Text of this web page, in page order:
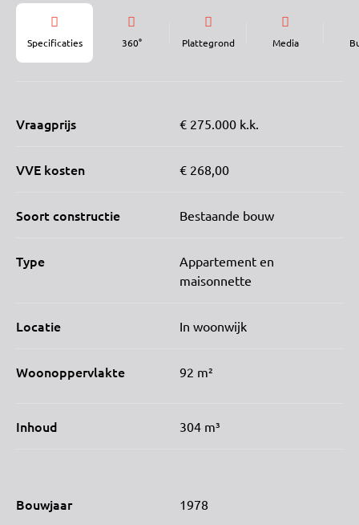
Specificaties 360° Plattegrond Media
Vraagprijs € 275.000 k.k.
VVE kosten € 268,00
Soort constructie Bestaande bouw
Type
Appartement en
maisonnette
Locatie In woonwijk
Woonoppervlakte 92 m²
Inhoud 304 m³
Bouwjaar 1978